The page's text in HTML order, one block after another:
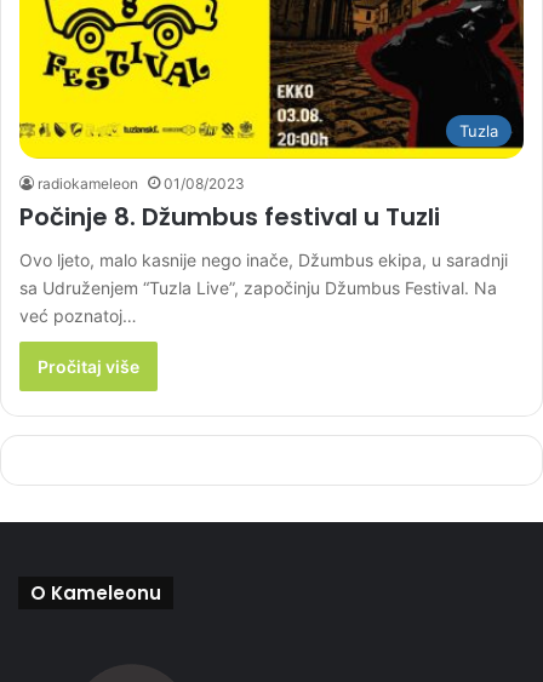
Tuzla
radiokameleon 01/08/2023
Počinje 8. Džumbus festival u Tuzli
Ovo ljeto, malo kasnije nego inače, Džumbus ekipa, u saradnji
sa Udruženjem “Tuzla Live”, započinju Džumbus Festival. Na
već poznatoj…
Pročitaj više
O Kameleonu